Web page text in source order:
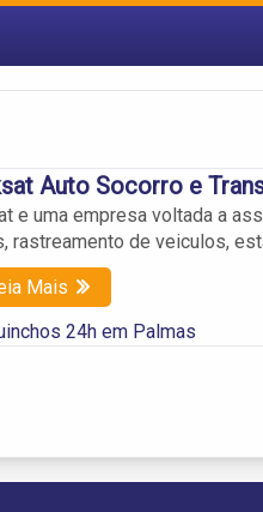
Auto Socorro e
e uma empresa voltada a
rastreamento de veiculos,
Mais
24h em Palmas